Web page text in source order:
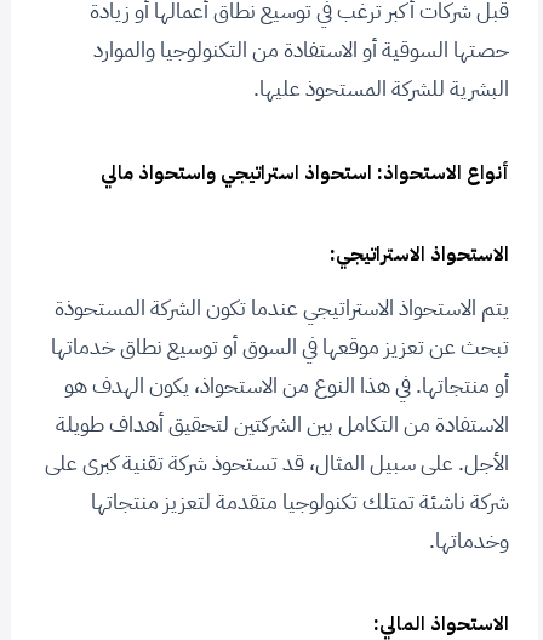
قبل شركات أكبر ترغب في توسيع نطاق أعمالها أو زيادة
حصتها السوقية أو الاستفادة من التكنولوجيا والموارد
البشرية للشركة المستحوذ عليها.
أنواع الاستحواذ: استحواذ استراتيجي واستحواذ مالي
الاستحواذ الاستراتيجي:
يتم الاستحواذ الاستراتيجي عندما تكون الشركة المستحوذة
تبحث عن تعزيز موقعها في السوق أو توسيع نطاق خدماتها
أو منتجاتها. في هذا النوع من الاستحواذ، يكون الهدف هو
الاستفادة من التكامل بين الشركتين لتحقيق أهداف طويلة
الأجل. على سبيل المثال، قد تستحوذ شركة تقنية كبرى على
شركة ناشئة تمتلك تكنولوجيا متقدمة لتعزيز منتجاتها
وخدماتها.
الاستحواذ المالي: